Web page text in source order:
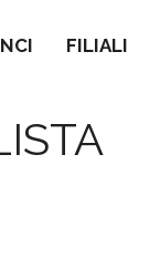
FILIALI